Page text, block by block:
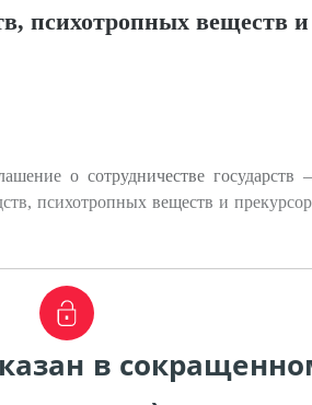
психотропных веществ
о сотрудничестве государств
психотропных веществ и
в